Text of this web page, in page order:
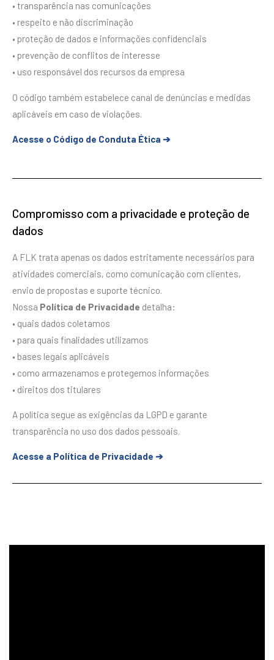
• transparência nas comunicações
• respeito e não discriminação
• proteção de dados e informações confidenciais
• prevenção de conflitos de interesse
• uso responsável dos recursos da empresa
O código também estabelece canal de denúncias e medidas
aplicáveis em caso de violações.
Acesse o Código de Conduta Ética ➔
Compromisso com a privacidade e proteção de
dados
A FLK trata apenas os dados estritamente necessários para
atividades comerciais, como comunicação com clientes,
envio de propostas e suporte técnico.
Nossa Política de Privacidade detalha:
• quais dados coletamos
• para quais finalidades utilizamos
• bases legais aplicáveis
• como armazenamos e protegemos informações
• direitos dos titulares
A política segue as exigências da LGPD e garante
transparência no uso dos dados pessoais.
Acesse a Política de Privacidade ➔